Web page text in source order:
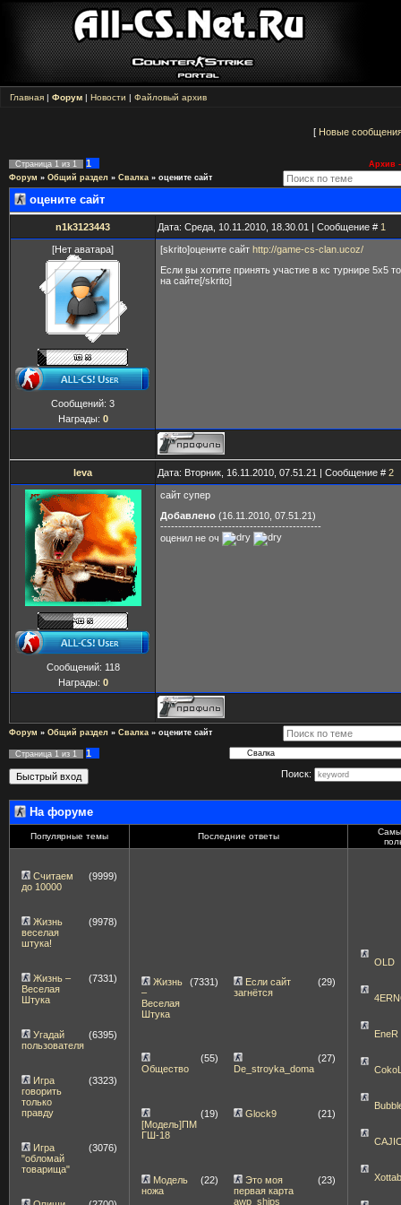
Главная | Форум | Новости | Файловый архив
[ Новые
Страница 1 из 1 1
Архив -
Форум » Общий раздел » Свалка » оцените сайт
оцените сайт
n1k3123443 Дата: Среда, 10.11.2010, 18.30.01 | Сообщение # 1
[Нет аватара]
Сообщений: 3
Награды: 0
[skrito]оцените сайт http://game-cs-clan.ucoz/
Если вы хотите принять участие в кс турнире 5х5
на сайте[/skrito]
leva Дата: Вторник, 16.11.2010, 07.51.21 | Сообщение # 2
Сообщений: 118
Награды: 0
сайт супер
Добавлено (16.11.2010, 07.51.21)
---------------------------------------------
оценил не оч
Форум » Общий раздел » Свалка » оцените сайт
Страница 1 из 1
1
Поиск:
На форуме
Популярные темы Последние ответы
Считаем
до 10000
(9999)
Жизнь
веселая
штука!
(9978)
Жизнь –
Веселая
Штука
(7331)
Угадай
пользователя
(6395)
Игра
говорить
только
правду
(3323)
Игра
"обломай
товарища"
(3076)
Жизнь
–
Веселая
Штука
(7331)
Если сайт
загнётся
(29)
Общество
(55)
De_stroyka_doma
(27)
[Модель]ПМ
ГШ-18
(19) Glock9 (21)
Модель
ножа
(22)
Это моя
первая карта
awp_ships
(23)
OLD
EneR